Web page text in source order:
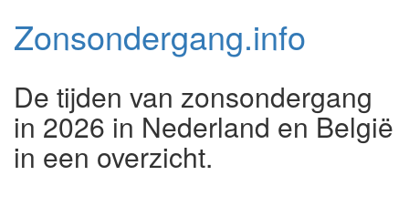
Zonsondergang.info
De tijden van zonsondergang
in 2026 in Nederland en België
in een overzicht.